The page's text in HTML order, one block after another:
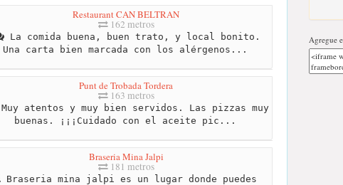
Restaurant CAN BELTRAN
162 metros
La comida buena, buen trato, y local bonito.
Una carta bien marcada con los alérgenos...
Punt de Trobada Tordera
163 metros
Muy atentos y muy bien servidos. Las pizzas muy
buenas. ¡¡¡Cuidado con el aceite pic...
Braseria Mina Jalpi
181 metros
Braseria mina jalpi es un lugar donde puedes
Agregue